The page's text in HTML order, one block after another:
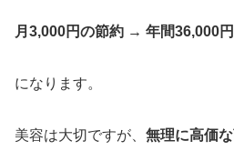
月3,000円の節約 → 年間36,000
になります。
美容は大切ですが、 無理に高価